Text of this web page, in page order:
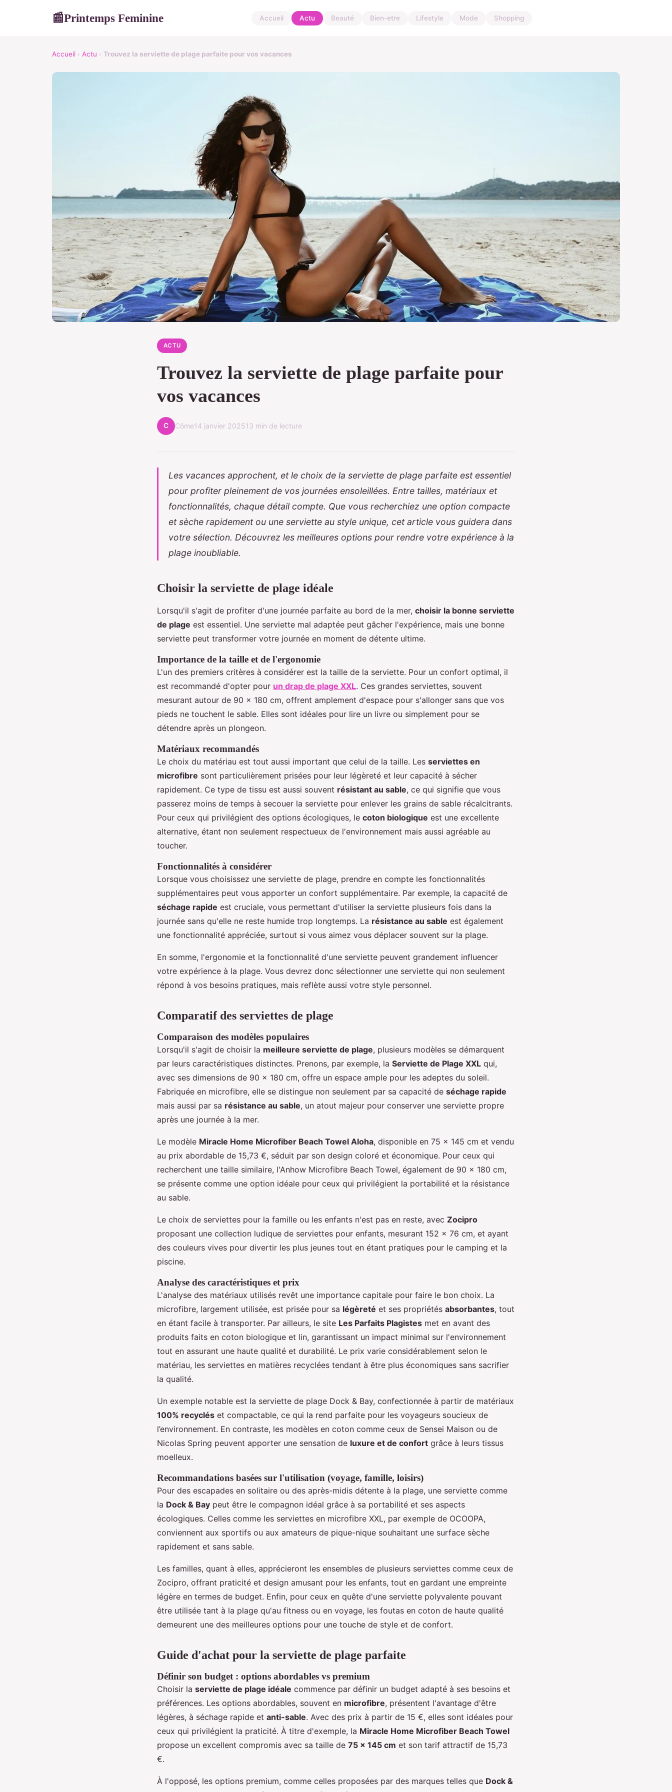
📰Printemps Feminine Accueil Actu Beauté Bien-etre Lifestyle Mode Shopping
Accueil › Actu › Trouvez la serviette de plage parfaite pour vos vacances
ACTU
Trouvez la serviette de plage parfaite pour
vos vacances
C Côme14 janvier 202513 min de lecture
Les vacances approchent, et le choix de la serviette de plage parfaite est essentiel
pour profiter pleinement de vos journées ensoleillées. Entre tailles, matériaux et
fonctionnalités, chaque détail compte. Que vous recherchiez une option compacte
et sèche rapidement ou une serviette au style unique, cet article vous guidera dans
votre sélection. Découvrez les meilleures options pour rendre votre expérience à la
plage inoubliable.
Choisir la serviette de plage idéale
Lorsqu'il s'agit de profiter d'une journée parfaite au bord de la mer, choisir la bonne serviette
de plage est essentiel. Une serviette mal adaptée peut gâcher l'expérience, mais une bonne
serviette peut transformer votre journée en moment de détente ultime.
Importance de la taille et de l'ergonomie
L'un des premiers critères à considérer est la taille de la serviette. Pour un confort optimal, il
est recommandé d'opter pour un drap de plage XXL. Ces grandes serviettes, souvent
mesurant autour de 90 x 180 cm, offrent amplement d'espace pour s'allonger sans que vos
pieds ne touchent le sable. Elles sont idéales pour lire un livre ou simplement pour se
détendre après un plongeon.
Matériaux recommandés
Le choix du matériau est tout aussi important que celui de la taille. Les serviettes en
microfibre sont particulièrement prisées pour leur légèreté et leur capacité à sécher
rapidement. Ce type de tissu est aussi souvent résistant au sable, ce qui signifie que vous
passerez moins de temps à secouer la serviette pour enlever les grains de sable récalcitrants.
Pour ceux qui privilégient des options écologiques, le coton biologique est une excellente
alternative, étant non seulement respectueux de l'environnement mais aussi agréable au
toucher.
Fonctionnalités à considérer
Lorsque vous choisissez une serviette de plage, prendre en compte les fonctionnalités
supplémentaires peut vous apporter un confort supplémentaire. Par exemple, la capacité de
séchage rapide est cruciale, vous permettant d'utiliser la serviette plusieurs fois dans la
journée sans qu'elle ne reste humide trop longtemps. La résistance au sable est également
une fonctionnalité appréciée, surtout si vous aimez vous déplacer souvent sur la plage.
En somme, l'ergonomie et la fonctionnalité d'une serviette peuvent grandement influencer
votre expérience à la plage. Vous devrez donc sélectionner une serviette qui non seulement
répond à vos besoins pratiques, mais reflète aussi votre style personnel.
Comparatif des serviettes de plage
Comparaison des modèles populaires
Lorsqu'il s'agit de choisir la meilleure serviette de plage, plusieurs modèles se démarquent
par leurs caractéristiques distinctes. Prenons, par exemple, la Serviette de Plage XXL qui,
avec ses dimensions de 90 x 180 cm, offre un espace ample pour les adeptes du soleil.
Fabriquée en microfibre, elle se distingue non seulement par sa capacité de séchage rapide
mais aussi par sa résistance au sable, un atout majeur pour conserver une serviette propre
après une journée à la mer.
Le modèle Miracle Home Microfiber Beach Towel Aloha, disponible en 75 x 145 cm et vendu
au prix abordable de 15,73 €, séduit par son design coloré et économique. Pour ceux qui
recherchent une taille similaire, l'Anhow Microfibre Beach Towel, également de 90 x 180 cm,
se présente comme une option idéale pour ceux qui privilégient la portabilité et la résistance
au sable.
Le choix de serviettes pour la famille ou les enfants n'est pas en reste, avec Zocipro
proposant une collection ludique de serviettes pour enfants, mesurant 152 x 76 cm, et ayant
des couleurs vives pour divertir les plus jeunes tout en étant pratiques pour le camping et la
piscine.
Analyse des caractéristiques et prix
L'analyse des matériaux utilisés revêt une importance capitale pour faire le bon choix. La
microfibre, largement utilisée, est prisée pour sa légèreté et ses propriétés absorbantes, tout
en étant facile à transporter. Par ailleurs, le site Les Parfaits Plagistes met en avant des
produits faits en coton biologique et lin, garantissant un impact minimal sur l'environnement
tout en assurant une haute qualité et durabilité. Le prix varie considérablement selon le
matériau, les serviettes en matières recyclées tendant à être plus économiques sans sacrifier
la qualité.
Un exemple notable est la serviette de plage Dock & Bay, confectionnée à partir de matériaux
100% recyclés et compactable, ce qui la rend parfaite pour les voyageurs soucieux de
l’environnement. En contraste, les modèles en coton comme ceux de Sensei Maison ou de
Nicolas Spring peuvent apporter une sensation de luxure et de confort grâce à leurs tissus
moelleux.
Recommandations basées sur l'utilisation (voyage, famille, loisirs)
Pour des escapades en solitaire ou des après-midis détente à la plage, une serviette comme
la Dock & Bay peut être le compagnon idéal grâce à sa portabilité et ses aspects
écologiques. Celles comme les serviettes en microfibre XXL, par exemple de OCOOPA,
conviennent aux sportifs ou aux amateurs de pique-nique souhaitant une surface sèche
rapidement et sans sable.
Les familles, quant à elles, apprécieront les ensembles de plusieurs serviettes comme ceux de
Zocipro, offrant praticité et design amusant pour les enfants, tout en gardant une empreinte
légère en termes de budget. Enfin, pour ceux en quête d'une serviette polyvalente pouvant
être utilisée tant à la plage qu'au fitness ou en voyage, les foutas en coton de haute qualité
demeurent une des meilleures options pour une touche de style et de confort.
Guide d'achat pour la serviette de plage parfaite
Définir son budget : options abordables vs premium
Choisir la serviette de plage idéale commence par définir un budget adapté à ses besoins et
préférences. Les options abordables, souvent en microfibre, présentent l'avantage d'être
légères, à séchage rapide et anti-sable. Avec des prix à partir de 15 €, elles sont idéales pour
ceux qui privilégient la praticité. À titre d'exemple, la Miracle Home Microfiber Beach Towel
propose un excellent compromis avec sa taille de 75 x 145 cm et son tarif attractif de 15,73
€.
À l'opposé, les options premium, comme celles proposées par des marques telles que Dock &